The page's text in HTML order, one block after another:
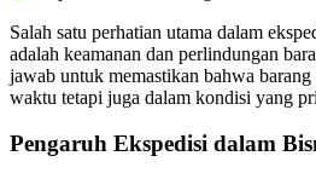
Salah satu perhatian utama dalam
adalah keamanan dan perlindungan
jawab untuk memastikan bahwa
waktu tetapi juga dalam kondisi yang
Pengaruh Ekspedisi dalam